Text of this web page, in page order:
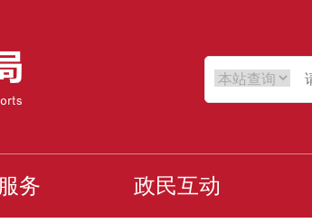
务 政民互动